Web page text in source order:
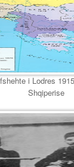
i Lodres
Shqiperise